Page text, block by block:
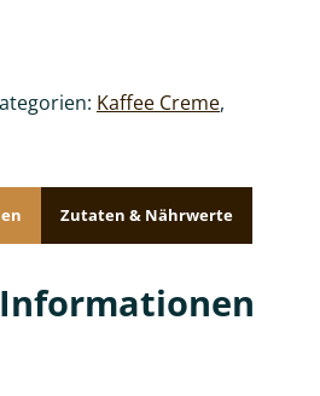
Kaffee Creme,
Zutaten & Nährwerte